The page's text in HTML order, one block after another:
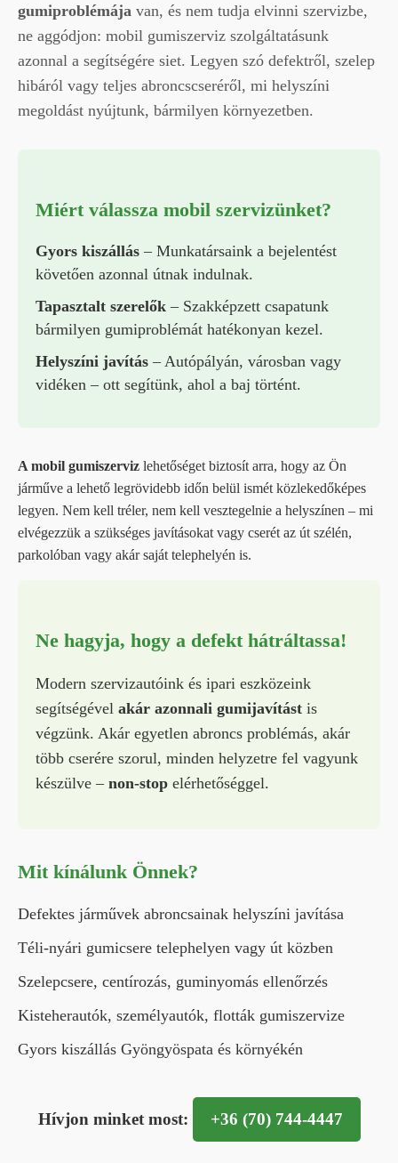
gumiproblémája van, és nem tudja elvinni szervizbe,
ne aggódjon: mobil gumiszerviz szolgáltatásunk
azonnal a segítségére siet. Legyen szó defektről, szelep
hibáról vagy teljes abroncscseréről, mi helyszíni
megoldást nyújtunk, bármilyen környezetben.
Miért válassza mobil szervizünket?
Gyors kiszállás – Munkatársaink a bejelentést
követően azonnal útnak indulnak.
Tapasztalt szerelők – Szakképzett csapatunk
bármilyen gumiproblémát hatékonyan kezel.
Helyszíni javítás – Autópályán, városban vagy
vidéken – ott segítünk, ahol a baj történt.
A mobil gumiszerviz lehetőséget biztosít arra, hogy az Ön
járműve a lehető legrövidebb időn belül ismét közlekedőképes
legyen. Nem kell tréler, nem kell vesztegelnie a helyszínen – mi
elvégezzük a szükséges javításokat vagy cserét az út szélén,
parkolóban vagy akár saját telephelyén is.
Ne hagyja, hogy a defekt hátráltassa!
Modern szervizautóink és ipari eszközeink
segítségével akár azonnali gumijavítást is
végzünk. Akár egyetlen abroncs problémás, akár
több cserére szorul, minden helyzetre fel vagyunk
készülve – non-stop elérhetőséggel.
Mit kínálunk Önnek?
Defektes járművek abroncsainak helyszíni javítása
Téli-nyári gumicsere telephelyen vagy út közben
Szelepcsere, centírozás, guminyomás ellenőrzés
Kisteherautók, személyautók, flották gumiszervize
Gyors kiszállás Gyöngyöspata és környékén
Hívjon minket most: +36 (70) 744-4447